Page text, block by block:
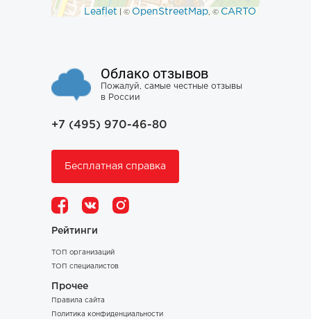
Leaflet | © OpenStreetMap, © CARTO
Облако отзывов
Пожалуй, самые честные отзывы
в России
+7 (495) 970-46-80
Бесплатная справка
Рейтинги
ТОП организаций
ТОП специалистов
Прочее
Правила сайта
Политика конфиденциальности